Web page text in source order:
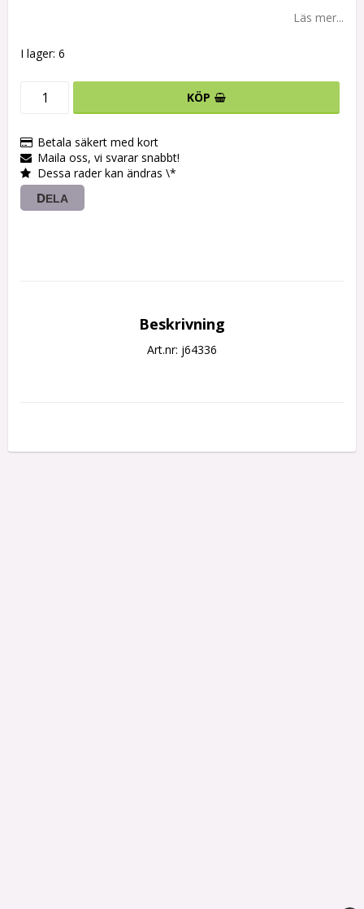
Läs mer...
I lager: 6
KÖP
Betala säkert med kort
Maila oss, vi svarar snabbt!
Dessa rader kan ändras \*
DELA
Beskrivning
Art.nr: j64336